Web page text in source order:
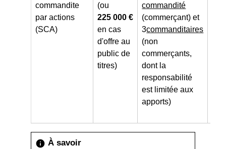
commandite
par actions
(SCA)
(ou
225 000 €
en cas
d'offre au
public de
titres)
commandité
(commerçant) et
3commanditaires
(non
commerçants,
dont la
responsabilité
est limitée aux
apports)
info À savoir